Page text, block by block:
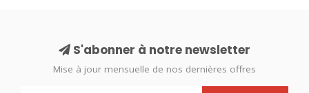
S'abonner à notre newsletter
Mise à jour mensuelle de nos dernières offres